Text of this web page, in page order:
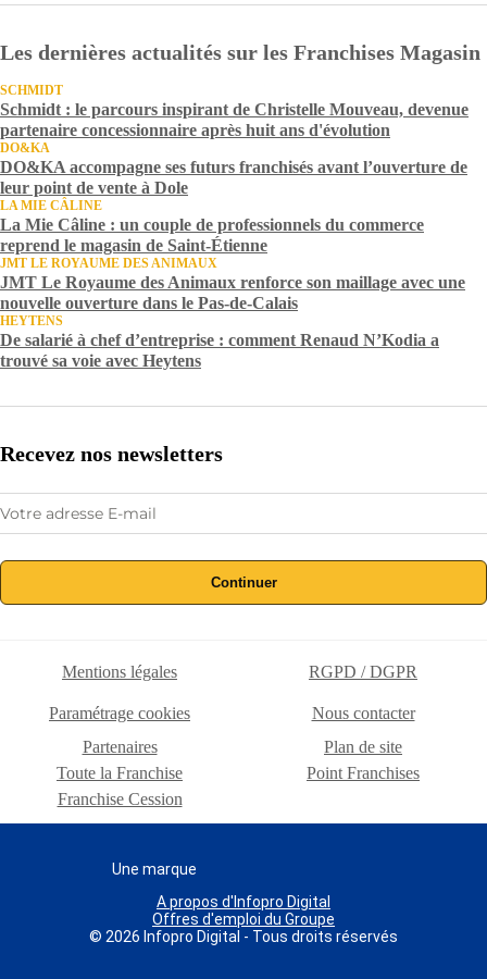
Les dernières actualités sur les Franchises Magasin
SCHMIDT
Schmidt : le parcours inspirant de Christelle Mouveau, devenue
partenaire concessionnaire après huit ans d'évolution
DO&KA
DO&KA accompagne ses futurs franchisés avant l’ouverture de
leur point de vente à Dole
LA MIE CÂLINE
La Mie Câline : un couple de professionnels du commerce
reprend le magasin de Saint-Étienne
JMT LE ROYAUME DES ANIMAUX
JMT Le Royaume des Animaux renforce son maillage avec une
nouvelle ouverture dans le Pas-de-Calais
HEYTENS
De salarié à chef d’entreprise : comment Renaud N’Kodia a
trouvé sa voie avec Heytens
Recevez nos newsletters
Continuer
Mentions légales RGPD / DGPR
Paramétrage cookies
Nous contacter
Partenaires
Plan de site
Toute la Franchise
Point Franchises
Franchise Cession
Une marque
A propos d'Infopro Digital
Offres d'emploi du Groupe
© 2026 Infopro Digital - Tous droits réservés